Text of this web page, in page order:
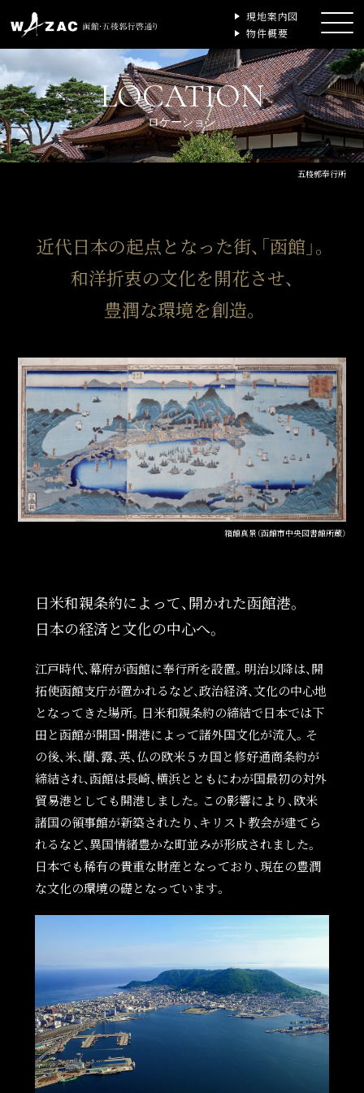
現地案内図
物件概要
LOCATION
ロケーション
五稜郭奉行所
近代日本の起点となった街、「函館」。
和洋折衷の文化を開花させ、
豊潤な環境を創造。
箱館真景（函館市中央図書館所蔵）
日米和親条約によって、開かれた函館港。
日本の経済と文化の中心へ。
江戸時代、幕府が函館に奉行所を設置。明治以降は、開
拓使函館支庁が置かれるなど、政治経済、文化の中心地
となってきた場所。日米和親条約の締結で日本では下
田と函館が開国・開港によって諸外国文化が流入。そ
の後、米、蘭、露、英、仏の欧米５カ国と修好通商条約が
締結され、函館は長崎、横浜とともにわが国最初の対外
貿易港としても開港しました。この影響により、欧米
諸国の領事館が新築されたり、キリスト教会が建てら
れるなど、異国情緒豊かな町並みが形成されました。
日本でも稀有の貴重な財産となっており、現在の豊潤
な文化の環境の礎となっています。